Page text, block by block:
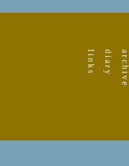
archive
diary
links